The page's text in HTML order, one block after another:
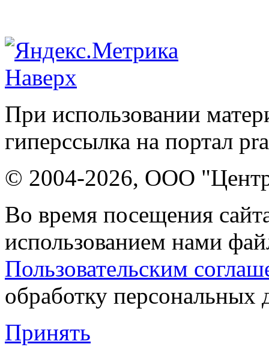
Наверх
При использовании
гиперссылка на портал
© 2004-2026, ООО "Центр
Во время посещения
использованием нами
Пользовательским
обработку персональных
Принять